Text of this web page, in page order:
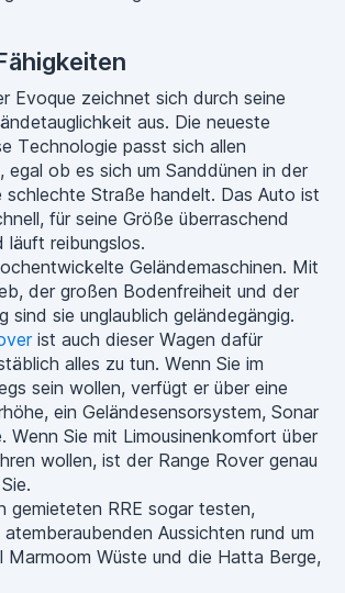
Evoque zeichnet sich durch seine
aus. Die neueste
Technologie passt sich allen
egal ob es sich um Sanddünen in der
schlechte Straße handelt. Das Auto ist
für seine Größe überraschend
reibungslos.
Geländemaschinen. Mit
der großen Bodenfreiheit und der
sind sie unglaublich geländegängig.
ist auch dieser Wagen dafür
alles zu tun. Wenn Sie im
sein wollen, verfügt er über eine
ein Geländesensorsystem, Sonar
Wenn Sie mit Limousinenkomfort über
wollen, ist der Range Rover genau
gemieteten RRE sogar testen,
Aussichten rund um
Marmoom Wüste und die Hatta Berge,